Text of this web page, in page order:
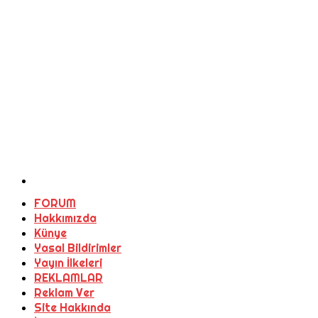
FORUM
Hakkımızda
Künye
Yasal Bildirimler
Yayın İlkeleri
REKLAMLAR
Reklam Ver
Site Hakkında